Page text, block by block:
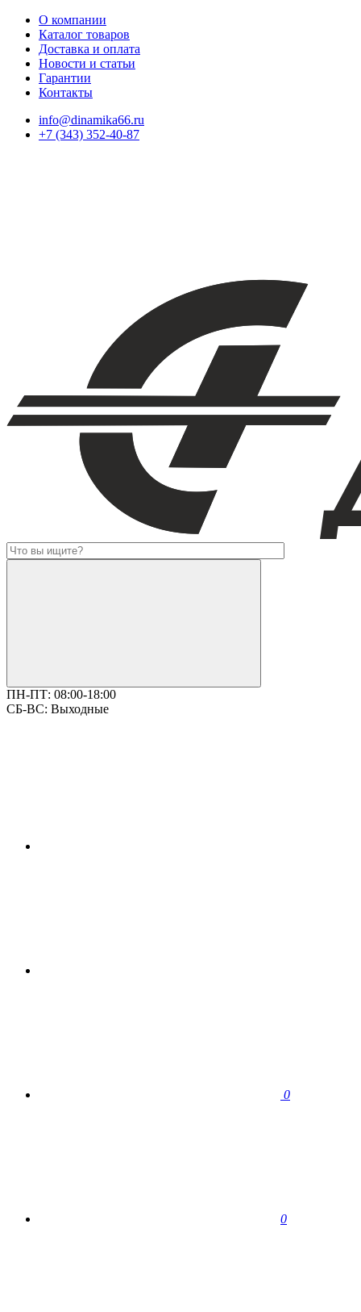
О компании
Каталог товаров
Доставка и оплата
Новости и статьи
Гарантии
Контакты
info@dinamika66.ru
+7 (343) 352-40-87
ПН-ПТ: 08:00-18:00
СБ-ВС: Выходные
0
0